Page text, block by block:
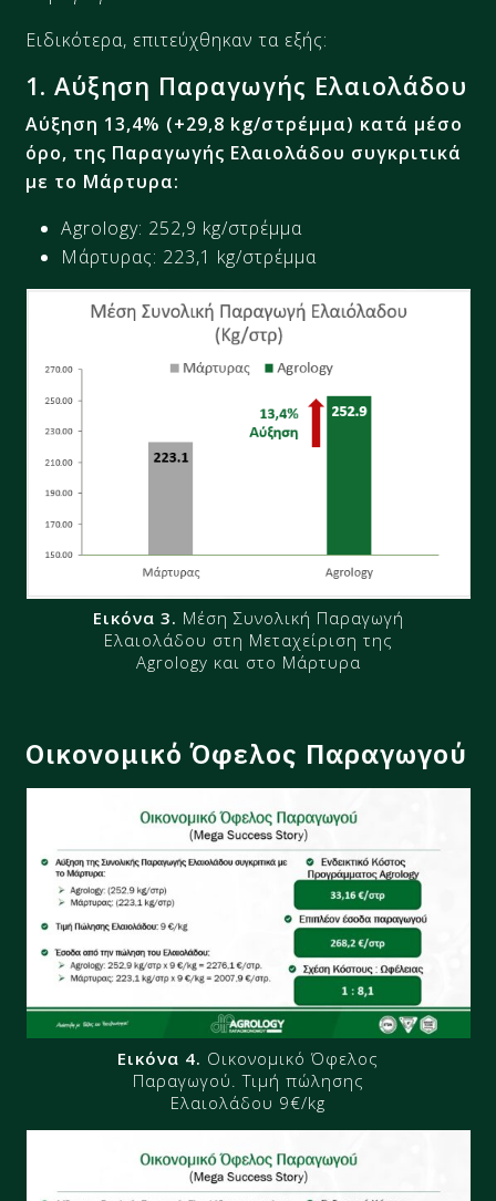
Ειδικότερα, επιτεύχθηκαν τα εξής:
1.Αύξηση Παραγωγής Ελαιολάδου
Αύξηση 13,4% (+29,8 kg/στρέμμα) κατά μέσο
όρο, της Παραγωγής Ελαιολάδου συγκριτικά
με το Μάρτυρα:
Agrology: 252,9 kg/στρέμμα​
Μάρτυρας: 223,1 kg/στρέμμα​
Εικόνα 3. Μέση Συνολική Παραγωγή
Ελαιολάδου στη Μεταχείριση της
Agrology και στο Μάρτυρα
Οικονομικό Όφελος Παραγωγού​
Εικόνα 4. Οικονομικό Όφελος
Παραγωγού​. Τιμή πώλησης
Ελαιολάδου 9€/kg